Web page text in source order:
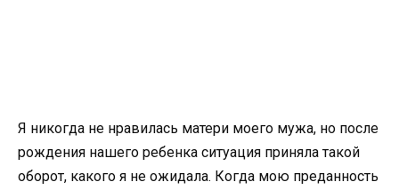
Я никогда не нравилась матери моего мужа, но после
рождения нашего ребенка ситуация приняла такой
оборот, какого я не ожидала. Когда мою преданность